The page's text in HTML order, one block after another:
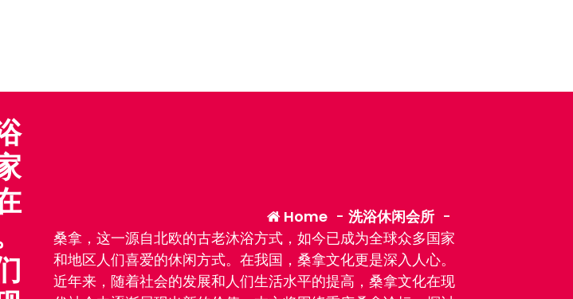
Home - 洗浴休闲会所 -
桑拿，这一源自北欧的古老沐浴方式，如今已成为全球众多国家
和地区人们喜爱的休闲方式。在我国，桑拿文化更是深入人心。
近年来，随着社会的发展和人们生活水平的提高，桑拿文化在现